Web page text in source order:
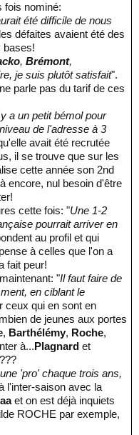
fois nominé:
été difficile de nous
défaites avaient été des
bases!
, Brémont,
je suis plutôt satisfait".
parle pas du tarif de ces
a un petit bémol pour
de l'adresse à 3
avait été recrutée
il se trouve que sur les
cette année son 2nd
encore, nul besoin d'être
cette fois: "Une 1-2
pourrait arriver en
au profil et qui
à celles que l'on a
fait peur!
"Il faut faire de
en ciblant le
ceux qui en sont en
de jeunes aux portes
, Barthélémy, Roche,
à...Plagnard et
'pro' chaque trois ans,
l'inter-saison avec la
et on est déjà inquiets
ROCHE par exemple,